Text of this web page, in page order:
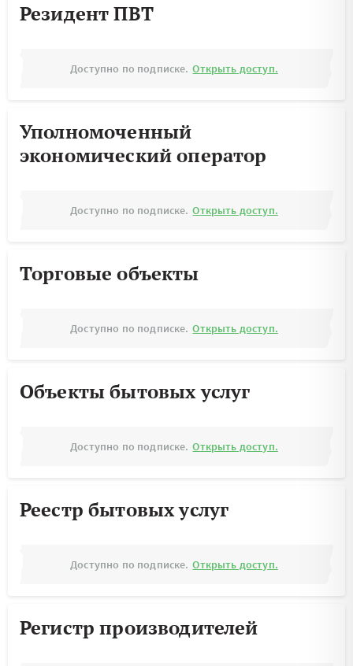
Резидент ПВТ
Доступно по подписке. Открыть доступ.
Уполномоченный
экономический оператор
Доступно по подписке. Открыть доступ.
Торговые объекты
Доступно по подписке. Открыть доступ.
Объекты бытовых услуг
Доступно по подписке. Открыть доступ.
Реестр бытовых услуг
Доступно по подписке. Открыть доступ.
Регистр производителей